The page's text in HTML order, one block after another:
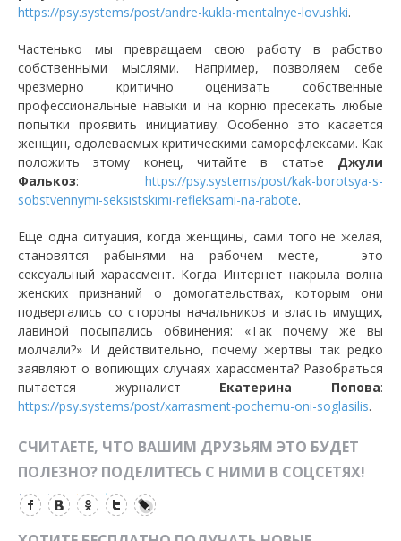
https://psy.systems/post/andre-kukla-mentalnye-lovushki.
Частенько мы превращаем свою работу в рабство
собственными мыслями. Например, позволяем себе
чрезмерно критично оценивать собственные
профессиональные навыки и на корню пресекать любые
попытки проявить инициативу. Особенно это касается
женщин, одолеваемых критическими саморефлексами. Как
положить этому конец, читайте в статье Джули
Фалькоз: https://psy.systems/post/kak-borotsya-s-
sobstvennymi-seksistskimi-refleksami-na-rabote.
Еще одна ситуация, когда женщины, сами того не желая,
становятся рабынями на рабочем месте, — это
сексуальный харассмент. Когда Интернет накрыла волна
женских признаний о домогательствах, которым они
подвергались со стороны начальников и власть имущих,
лавиной посыпались обвинения: «Так почему же вы
молчали?» И действительно, почему жертвы так редко
заявляют о вопиющих случаях харассмента? Разобраться
пытается журналист Екатерина Попова:
https://psy.systems/post/xarrasment-pochemu-oni-soglasilis.
СЧИТАЕТЕ, ЧТО ВАШИМ ДРУЗЬЯМ ЭТО БУДЕТ
ПОЛЕЗНО? ПОДЕЛИТЕСЬ С НИМИ В СОЦСЕТЯХ!